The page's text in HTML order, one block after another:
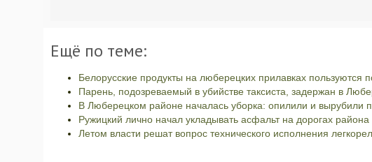
Ещё по теме:
Белорусские продукты на люберецких прилавках пользуются
Парень, подозреваемый в убийстве таксиста, задержан в
В Люберецком районе началась уборка: опилили и вырубили
Ружицкий лично начал укладывать асфальт на дорогах района
Летом власти решат вопрос технического исполнения